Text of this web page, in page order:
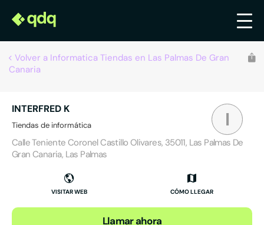
Volver a Informatica Tiendas en Las Palmas De Gran
Canaria
I
INTERFRED K
Tiendas de informática
Calle Teniente Coronel Castillo Olivares, 35011, Las Palmas De
Gran Canaria, Las Palmas
VISITAR WEB CÓMO LLEGAR
Llamar ahora